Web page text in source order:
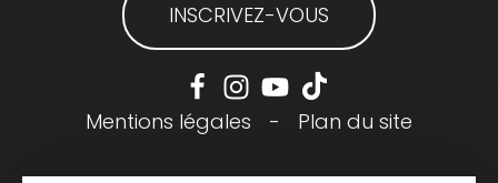
INSCRIVEZ-VOUS
Mentions légales - Plan du site